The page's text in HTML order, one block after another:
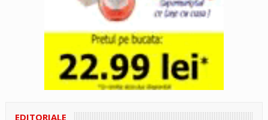
EDITORIALE